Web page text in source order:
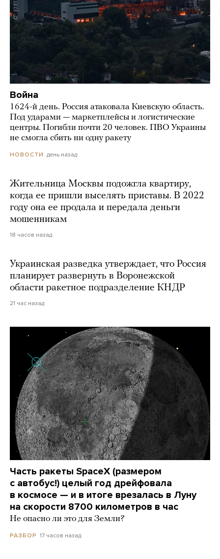
Война
1624-й день. Россия атаковала Киевскую область.
Под ударами — маркетплейсы и логистические
центры. Погибли почти 20 человек. ПВО Украины
не смогла сбить ни одну ракету
НОВОСТИ день назад
Жительница Москвы подожгла квартиру,
когда ее пришли выселять приставы. В 2022
году она ее продала и передала деньги
мошенникам
18 часов назад
Украинская разведка утверждает, что Россия
планирует развернуть в Воронежской
области ракетное подразделение КНДР
21 час назад
Часть ракеты SpaceX (размером
с автобус!) целый год дрейфовала
в космосе — и в итоге врезалась в Луну
на скорости 8700 километров в час
Не опасно ли это для Земли?
РАЗБОР 17 часов назад